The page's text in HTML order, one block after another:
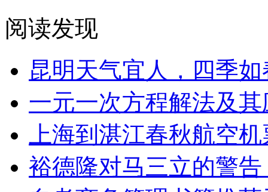
阅读发现
昆明天气宜人，四季如
一元一次方程解法及
上海到湛江春秋航空
裕德隆对马三立的警